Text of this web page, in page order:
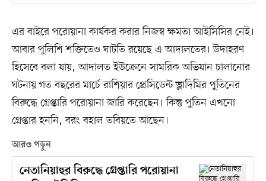
এর বাইরে পরোয়ানা কার্যকর করার নিজস্ব ক্ষমতা আইসিসির নেই।
আবার পুলিশি শক্তিতেও ঘাটতি রয়েছে এ আদালতের। উদাহরণ
হিসেবে বলা যায়, আদালত ইউক্রেনে সামরিক অভিযান চালানোর
ঘটনায় গত বছরের মার্চে রাশিয়ার প্রেসিডেন্ট ভ্লাদিমির পুতিনের
বিরুদ্ধে গ্রেপ্তারি পরোয়ানা জারি করেছেন। কিন্তু পুতিন এখনো
গ্রেপ্তার হননি, বরং বহাল তবিয়তে আছেন।
আরও পড়ুন
নেতানিয়াহুর বিরুদ্ধে গ্রেপ্তারি পরোয়ানা